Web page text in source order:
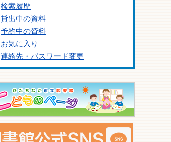
検索履歴
貸出中の資料
予約中の資料
お気に入り
連絡先・パスワード変更